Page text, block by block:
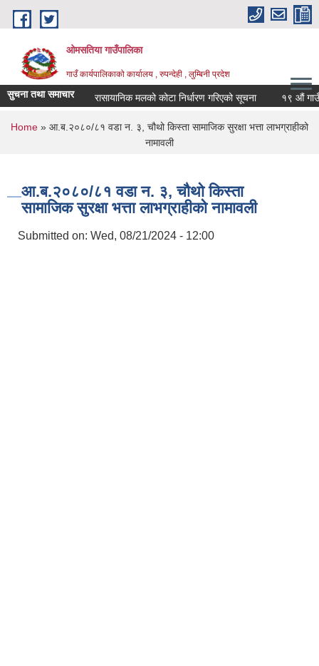
Skip to main content
ओमसतिया गाउँपालिका
गाउँ कार्यपालिकाको कार्यालय , रुपन्देही , लुम्बिनी प्रदेश
सुचना तथा समाचार रासायानिक मलको कोटा निर्धारण गरिएको सूचना १९ औं
You are here
Home » आ.ब.२०८०/८१ वडा न. ३, चौथो किस्ता सामाजिक सुरक्षा भत्ता लाभग्राहीको
नामावली
आ.ब.२०८०/८१ वडा न. ३, चौथो किस्ता
सामाजिक सुरक्षा भत्ता लाभग्राहीको नामावली
Submitted on: Wed, 08/21/2024 - 12:00